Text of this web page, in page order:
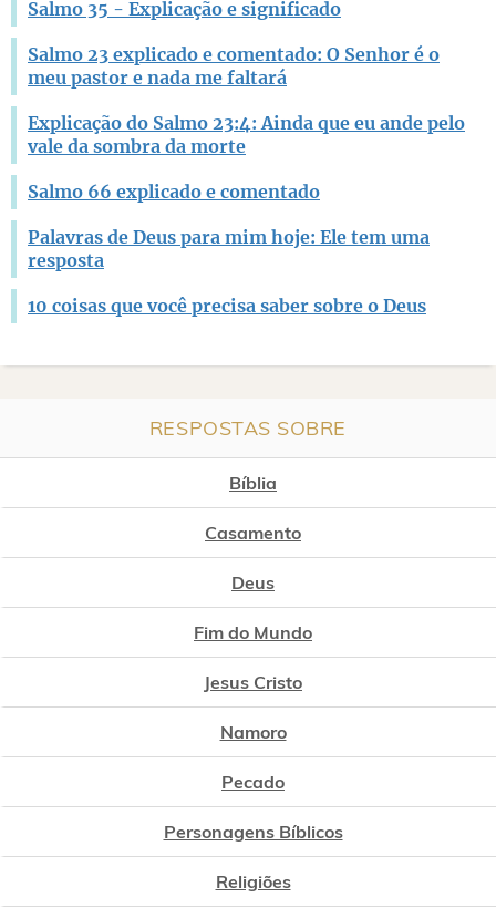
Salmo 35 - Explicação e significado
Salmo 23 explicado e comentado: O Senhor é o
meu pastor e nada me faltará
Explicação do Salmo 23:4: Ainda que eu ande pelo
vale da sombra da morte
Salmo 66 explicado e comentado
Palavras de Deus para mim hoje: Ele tem uma
resposta
10 coisas que você precisa saber sobre o Deus
RESPOSTAS SOBRE
Bíblia
Casamento
Deus
Fim do Mundo
Jesus Cristo
Namoro
Pecado
Personagens Bíblicos
Religiões